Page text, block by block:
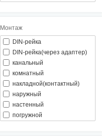
Regin
Remak
Salda
Shuft
Монтаж
DIN-рейка
DIN-рейка(через адаптер)
канальный
комнатный
накладной(контактный)
наружный
настенный
погружной